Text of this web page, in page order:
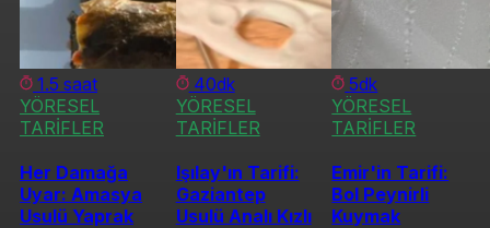
1.5 saat
YÖRESEL
TARİFLER
Her Damağa
Uyar: Amasya
Usulü Yaprak
40dk
YÖRESEL
TARİFLER
Işılay'ın Tarifi:
Gaziantep
Usulü Analı Kızlı
5dk
YÖRESEL
TARİFLER
Emir'in Tarifi:
Bol Peynirli
Kuymak